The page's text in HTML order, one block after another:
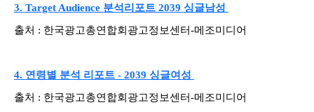
3. Target Audience 분석리포트 2039 싱글남성
출처 : 한국광고총연합회광고정보센터-메조미디어
4. 연령별 분석 리포트 - 2039 싱글여성
출처 : 한국광고총연합회광고정보센터-메조미디어